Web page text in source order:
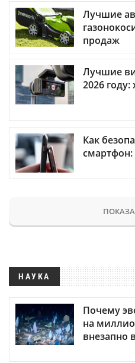
Лучшие
продаж
Лучшие
2026
Как
смартфон:
НАУКА
Почему
на
внезапно